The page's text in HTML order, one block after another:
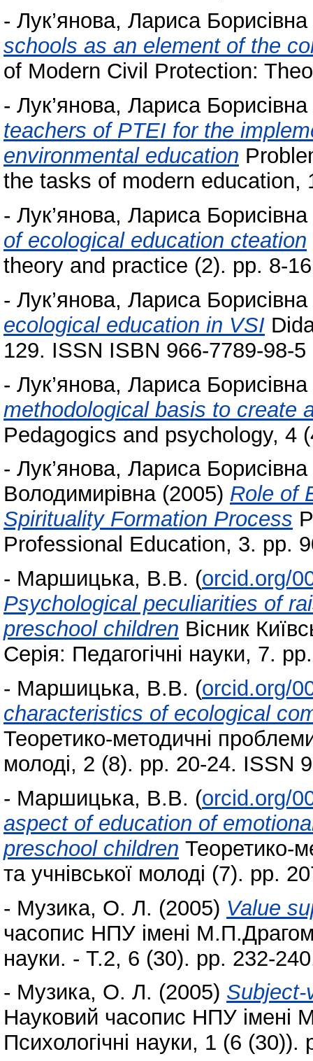
- Лук’янова, Лариса Борисівна
schools as an element of the
of Modern Civil Protection:
- Лук’янова, Лариса Борисівна
teachers of PTEI for the
environmental education
the tasks of modern education,
- Лук’янова, Лариса Борисівна
of ecological education cteation
theory and practice (2). pp. 8-
- Лук’янова, Лариса Борисівна
ecological education in VSI
129. ISSN ISBN 966-7789-98-5
- Лук’янова, Лариса Борисівна
methodological basis to create
Pedagogics and psychology, 4
- Лук’янова, Лариса Борисівна
Володимирівна(2005) Role of
Spirituality Formation Process
Professional Education, 3. pp.
- Маршицька, В.В. (orcid.org/
Psychological peculiarities of
preschool children Вісник
Серія: Педагогічні науки, 7.
- Маршицька, В.В. (orcid.org/
characteristics of ecological
Теоретико-методичні
молоді, 2 (8). pp. 20-24. ISSN
- Маршицька, В.В. (orcid.org/
aspect of education of
preschool children Теоретико-
та учнівської молоді (7). pp.
- Музика, О. Л. (2005) Value
часопис НПУ імені
науки. - Т.2, 6 (30). pp. 232-
- Музика, О. Л. (2005) Subject-
Науковий часопис НПУ імені
Психологічні науки, 1 (6 (30)).